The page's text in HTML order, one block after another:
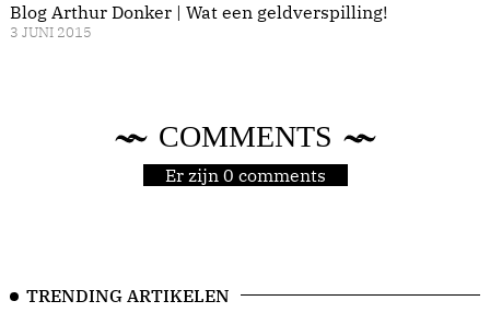
Blog Arthur Donker | Wat een geldverspilling!
3 JUNI 2015
COMMENTS
Er zijn 0 comments
TRENDING ARTIKELEN